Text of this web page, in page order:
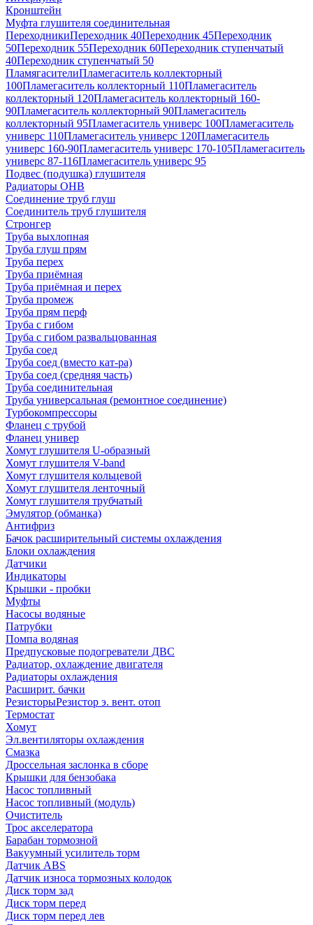
Кронштейн
Муфта глушителя соединительная
ПереходникиПереходник 40Переходник 45Переходник
50Переходник 55Переходник 60Переходник ступенчатый
40Переходник ступенчатый 50
ПламягасителиПламегаситель коллекторный
100Пламегаситель коллекторный 110Пламегаситель
коллекторный 120Пламегаситель коллекторный 160-
90Пламегаситель коллекторный 90Пламегаситель
коллекторный 95Пламегаситель универс 100Пламегаситель
универс 110Пламегаситель универс 120Пламегаситель
универс 160-90Пламегаситель универс 170-105Пламегаситель
универс 87-116Пламегаситель универс 95
Подвес (подушка) глушителя
Радиаторы ОНВ
Соединение труб глуш
Соединитель труб глушителя
Стронгер
Труба выхлопная
Труба глуш прям
Труба перех
Труба приёмная
Труба приёмная и перех
Труба промеж
Труба прям перф
Труба с гибом
Труба с гибом развальцованная
Труба соед
Труба соед (вместо кат-ра)
Труба соед (средняя часть)
Труба соединительная
Труба универсальная (ремонтное соединение)
Турбокомпрессоры
Фланец с трубой
Фланец универ
Хомут глушителя U-образный
Хомут глушителя V-band
Хомут глушителя кольцевой
Хомут глушителя ленточный
Хомут глушителя трубчатый
Эмулятор (обманка)
Антифриз
Бачок расширительный системы охлаждения
Блоки охлаждения
Датчики
Индикаторы
Крышки - пробки
Муфты
Насосы водяные
Патрубки
Помпа водяная
Предпусковые подогреватели ДВС
Радиатор, охлаждение двигателя
Радиаторы охлаждения
Расширит. бачки
РезисторыРезистор э. вент. отоп
Термостат
Хомут
Эл.вентиляторы охлаждения
Смазка
Дроссельная заслонка в сборе
Крышки для бензобака
Насос топливный
Насос топливный (модуль)
Очиститель
Трос акселератора
Барабан тормозной
Вакуумный усилитель торм
Датчик ABS
Датчик износа тормозных колодок
Диск торм зад
Диск торм перед
Диск торм перед лев